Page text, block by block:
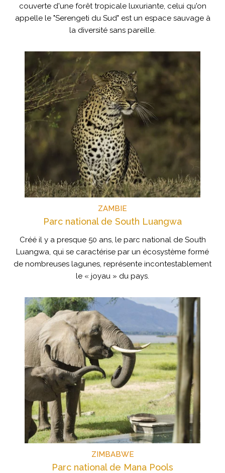
couverte d'une forêt tropicale luxuriante, celui qu'on
appelle le "Serengeti du Sud" est un espace sauvage à
la diversité sans pareille.
ZAMBIE
Parc national de South Luangwa
Créé il y a presque 50 ans, le parc national de South
Luangwa, qui se caractérise par un écosystème formé
de nombreuses lagunes, représente incontestablement
le « joyau » du pays.
ZIMBABWE
Parc national de Mana Pools